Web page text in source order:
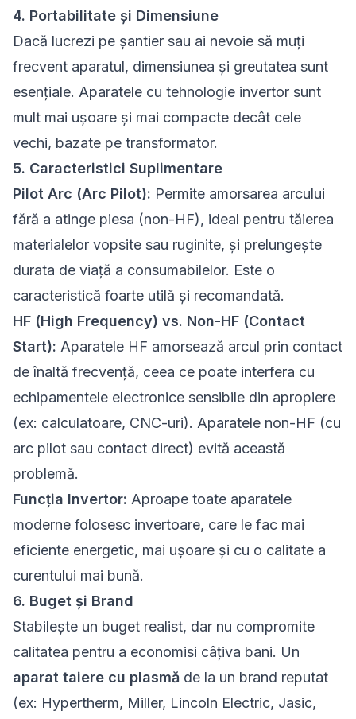
4. Portabilitate și Dimensiune
Dacă lucrezi pe șantier sau ai nevoie să muți
frecvent aparatul, dimensiunea și greutatea sunt
esențiale. Aparatele cu tehnologie invertor sunt
mult mai ușoare și mai compacte decât cele
vechi, bazate pe transformator.
5. Caracteristici Suplimentare
Pilot Arc (Arc Pilot): Permite amorsarea arcului
fără a atinge piesa (non-HF), ideal pentru tăierea
materialelor vopsite sau ruginite, și prelungește
durata de viață a consumabilelor. Este o
caracteristică foarte utilă și recomandată.
HF (High Frequency) vs. Non-HF (Contact
Start): Aparatele HF amorsează arcul prin contact
de înaltă frecvență, ceea ce poate interfera cu
echipamentele electronice sensibile din apropiere
(ex: calculatoare, CNC-uri). Aparatele non-HF (cu
arc pilot sau contact direct) evită această
problemă.
Funcția Invertor: Aproape toate aparatele
moderne folosesc invertoare, care le fac mai
eficiente energetic, mai ușoare și cu o calitate a
curentului mai bună.
6. Buget și Brand
Stabilește un buget realist, dar nu compromite
calitatea pentru a economisi câțiva bani. Un
aparat taiere cu plasmă de la un brand reputat
(ex: Hypertherm, Miller, Lincoln Electric, Jasic,